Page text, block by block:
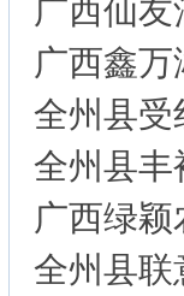
广西仙友
广西鑫万
全州县受
全州县丰
广西绿颖
全州县联